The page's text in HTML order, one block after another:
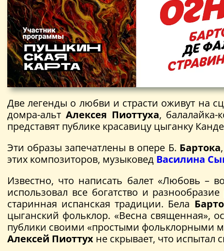
Две легенды о любви и страсти оживут на
домра-альт Алексея Пиоттуха, балалайка-
представят публике красавицу цыганку
Эти образы запечатлены в опере Б. Бартока
этих композиторов, музыковед Василина
Известно, что написать балет «Любовь –
использовал все богатство и
старинная испанская традиции. Бела
цыганский фольклор. «Весна священная»,
публики своими «простыми фольклорными
Алексей Пиоттух не скрывает, что испытал